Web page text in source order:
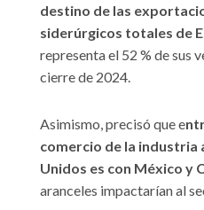
destino de las
siderúrgicos totales de
representa el 52 % de sus
cierre de 2024.
Asimismo, precisó que e
comercio de la
Unidos es con México y
aranceles impactarían al